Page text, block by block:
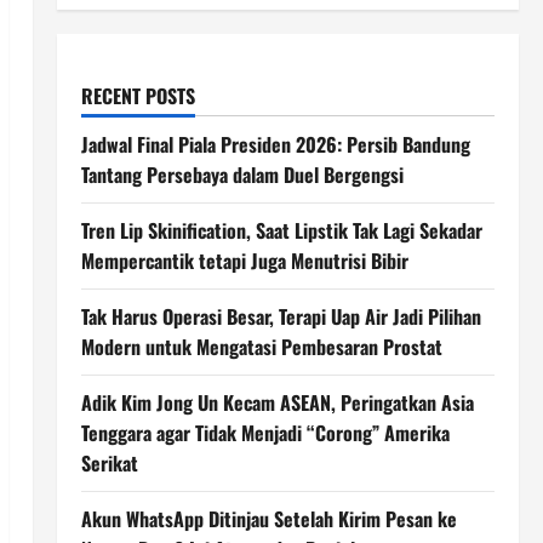
RECENT POSTS
Jadwal Final Piala Presiden 2026: Persib Bandung
Tantang Persebaya dalam Duel Bergengsi
Tren Lip Skinification, Saat Lipstik Tak Lagi Sekadar
Mempercantik tetapi Juga Menutrisi Bibir
Tak Harus Operasi Besar, Terapi Uap Air Jadi Pilihan
Modern untuk Mengatasi Pembesaran Prostat
Adik Kim Jong Un Kecam ASEAN, Peringatkan Asia
Tenggara agar Tidak Menjadi “Corong” Amerika
Serikat
Akun WhatsApp Ditinjau Setelah Kirim Pesan ke